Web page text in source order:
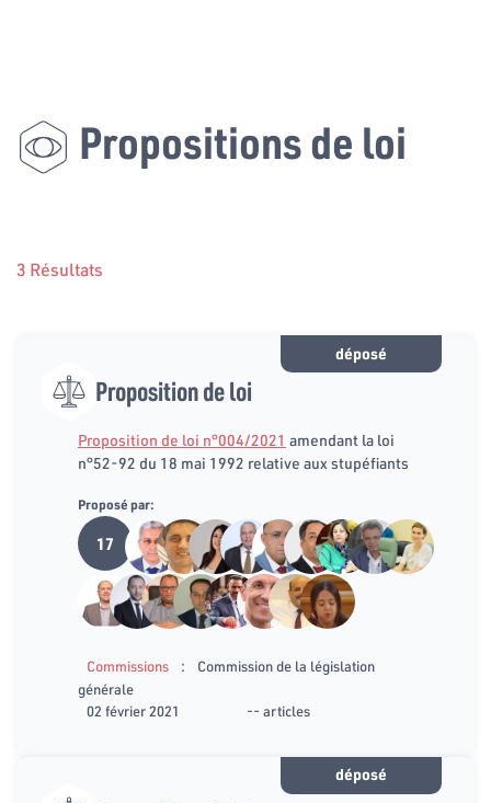
Propositions de loi
3 Résultats
déposé
Proposition de loi
Proposition de loi n°004/2021 amendant la loi
n°52-92 du 18 mai 1992 relative aux stupéfiants
Proposé par:
17
Commissions :
Commission de la législation
générale
02 février 2021
-- articles
déposé